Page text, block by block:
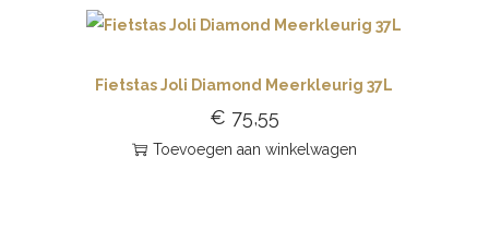
Fietstas Joli Diamond Meerkleurig 37L
€ 75,55
Toevoegen aan winkelwagen